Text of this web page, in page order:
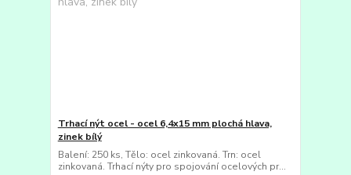
Trhací nýt ocel - ocel 6,4x15 mm plochá hlava,
zinek bílý
Balení: 250 ks, Tělo: ocel zinkovaná. Trn: ocel
zinkovaná. Trhací nýty pro spojování ocelových pr...